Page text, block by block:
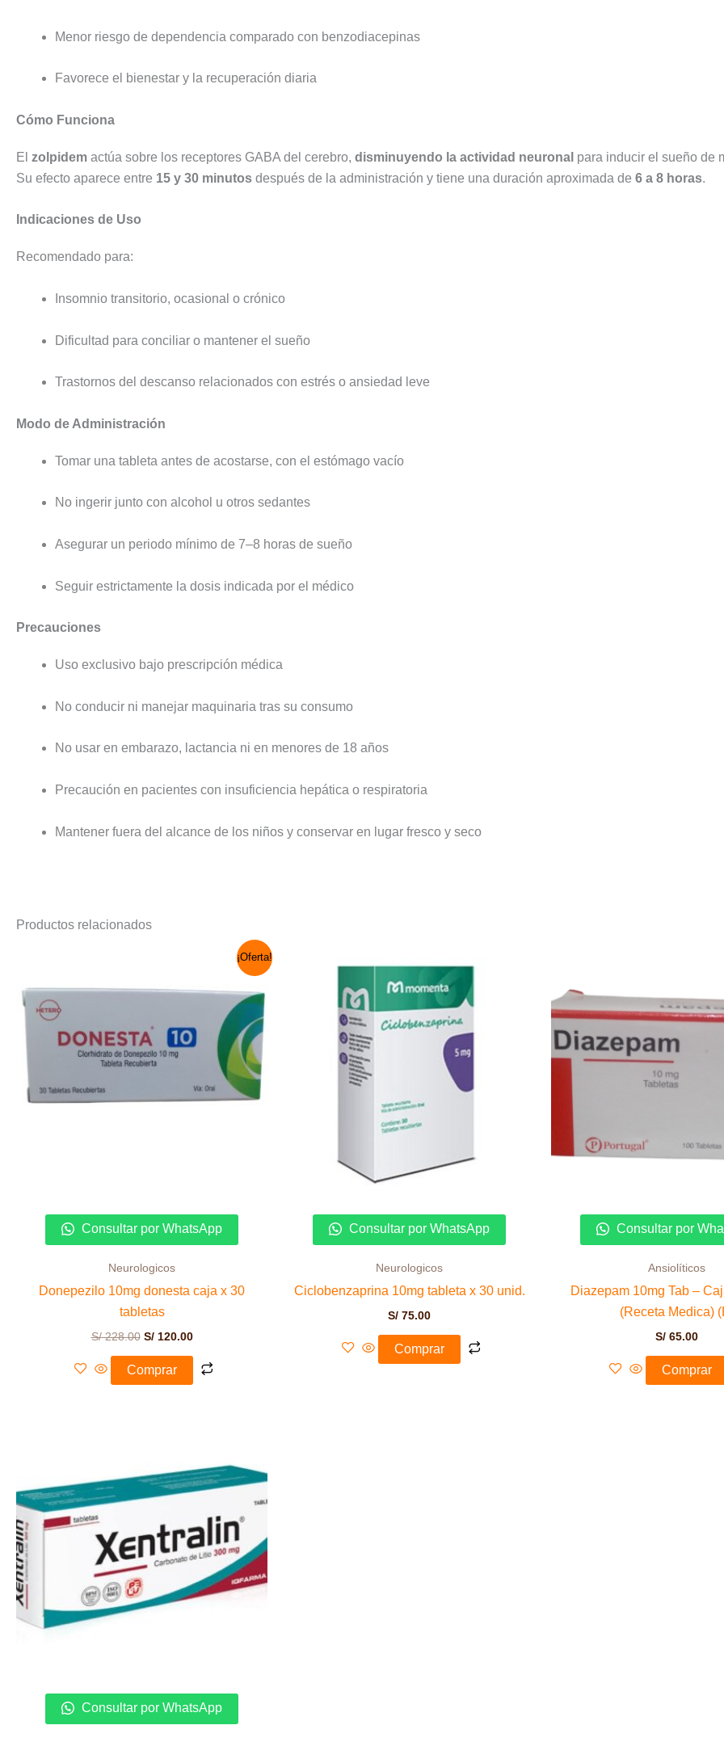
Menor riesgo de dependencia comparado con benzodiacepinas
Favorece el bienestar y la recuperación diaria
Cómo Funciona
El zolpidem actúa sobre los receptores GABA del cerebro, disminuyendo la actividad neuronal para inducir el sueño de
Su efecto aparece entre 15 y 30 minutos después de la administración y tiene una duración aproximada de 6 a 8 horas.
Indicaciones de Uso
Recomendado para:
Insomnio transitorio, ocasional o crónico
Dificultad para conciliar o mantener el sueño
Trastornos del descanso relacionados con estrés o ansiedad leve
Modo de Administración
Tomar una tableta antes de acostarse, con el estómago vacío
No ingerir junto con alcohol u otros sedantes
Asegurar un periodo mínimo de 7–8 horas de sueño
Seguir estrictamente la dosis indicada por el médico
Precauciones
Uso exclusivo bajo prescripción médica
No conducir ni manejar maquinaria tras su consumo
No usar en embarazo, lactancia ni en menores de 18 años
Precaución en pacientes con insuficiencia hepática o respiratoria
Mantener fuera del alcance de los niños y conservar en lugar fresco y seco
Productos relacionados
¡Oferta!
Consultar por WhatsApp
Neurologicos
Donepezilo 10mg donesta caja x 30
tabletas
S/228.00
era:
S/120.00
es:
S/ 120.00.
Comprar
Consultar por WhatsApp
Neurologicos
Ciclobenzaprina 10mg tableta x 30 unid.
S/ 75.00
Comprar
Consultar por
Ansiolíticos
Diazepam 10mg Tab –
(Receta Medica)
S/ 65.00
Comprar
Consultar por WhatsApp